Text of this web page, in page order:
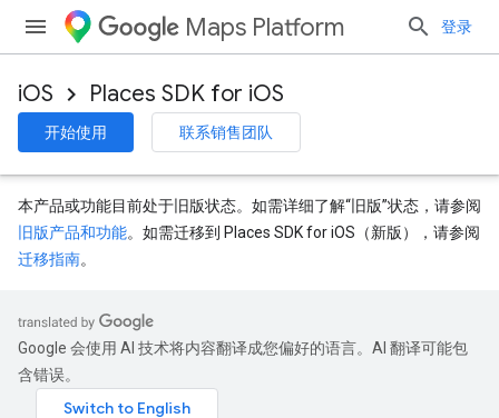
Maps Platform 登录
iOS Places SDK for iOS
开始使用 联系销售团队
本产品或功能目前处于旧版状态。如需详细了解“旧版”状态，请参阅
旧版产品和功能。如需迁移到 Places SDK for iOS（新版），请参阅
迁移指南。
Google 会使用 AI 技术将内容翻译成您偏好的语言。AI 翻译可能包
含错误。